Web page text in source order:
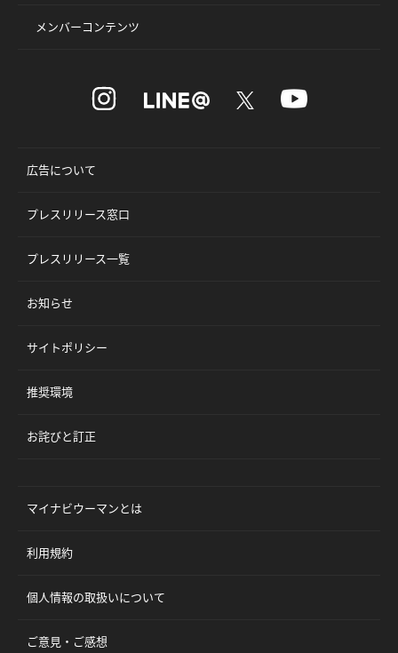
メンバーコンテンツ
広告について
プレスリリース窓口
プレスリリース一覧
お知らせ
サイトポリシー
推奨環境
お詫びと訂正
マイナビウーマンとは
利用規約
個人情報の取扱いについて
ご意見・ご感想